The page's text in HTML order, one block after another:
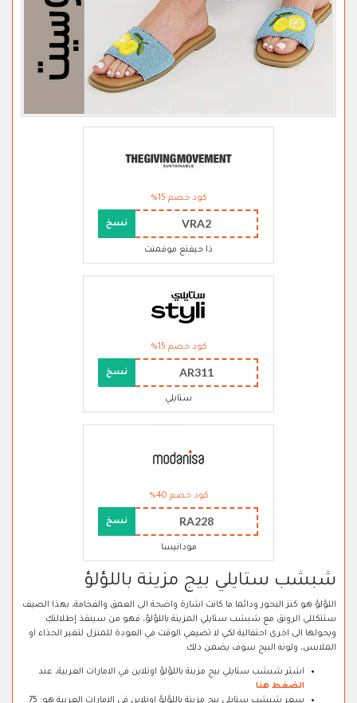
كود خصم 15%
VRA2 نسخ
ذا جيفنغ موفمنت
كود خصم 15%
AR311 نسخ
ستايلي
كود خصم 40%
RA228 نسخ
مودانيسا
شبشب ستايلي بيج مزينة باللؤلؤ
اللؤلؤ هو كنز البحور ودائما ما كانت اشارة واضحة الى العمق والفخامة، بهذا الصيف
ستتكللي الرونق مع شبشب ستايلي المزينة باللؤلؤ، فهو من سينقذ إطلالتكِ
ويحولها الى اخرى احتفالية لكي لا تضيعي الوقت في العودة للمنزل لتغير الحذاء او
الملابس، ولونه البيج سوف يضمن ذلك.
اشتر شبشب ستايلي بيج مزينة باللؤلؤ اونلاين في الامارات العربية، عند
الضغط هنا
سعر شبشب ستايلي بيج مزينة باللؤلؤ اونلاين في الامارات العربية هو: 75